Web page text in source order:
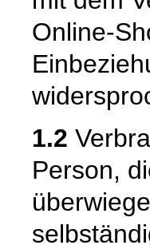
Online-
1.2
Person,